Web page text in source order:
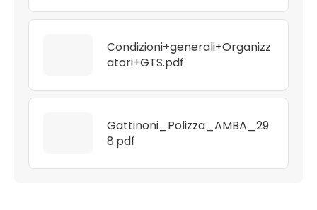
Condizioni+generali+Organizz
atori+GTS.pdf
Gattinoni_Polizza_AMBA_29
8.pdf